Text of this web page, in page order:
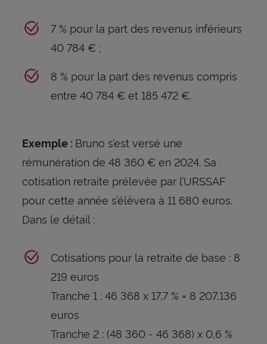
7 % pour la part des revenus inférieurs
40 784 € ;
8 % pour la part des revenus compris
entre 40 784 € et 185 472 €.
Exemple : Bruno s’est versé une
rémunération de 48 360 € en 2024. Sa
cotisation retraite prélevée par l’URSSAF
pour cette année s’élèvera à 11 680 euros.
Dans le détail :
Cotisations pour la retraite de base : 8
219 euros
Tranche 1 : 46 368 x 17,7 % = 8 207,136
euros
Tranche 2 : (48 360 - 46 368) x 0,6 %